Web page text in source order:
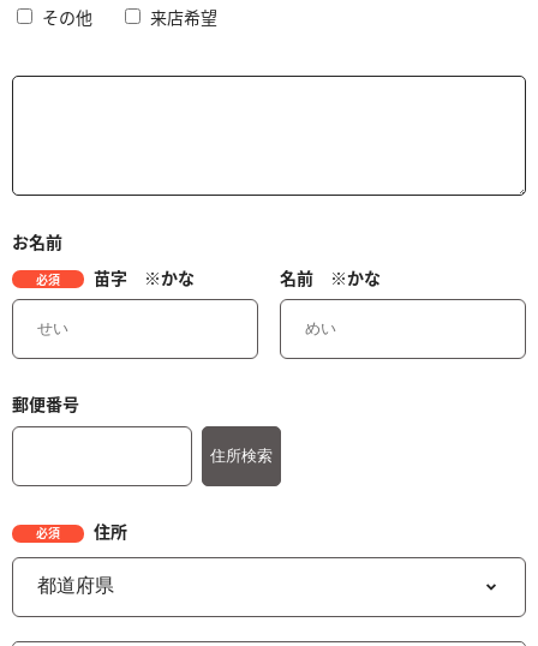
その他
来店希望
お名前
必須 苗字 ※かな 名前 ※かな
郵便番号
必須 住所